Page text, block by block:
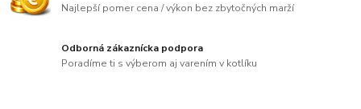
Najlepší pomer cena / výkon bez zbytočných marží
Odborná zákaznícka podpora
Poradíme ti s výberom aj varením v kotlíku